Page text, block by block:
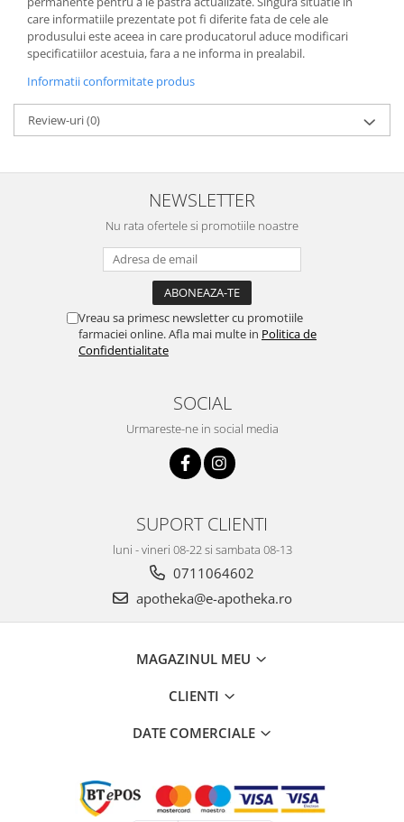
care informatiile prezentate pot fi diferite fata de cele ale
produsului este aceea in care producatorul aduce modificari
specificatiilor acestuia, fara a ne informa in prealabil.
Informatii conformitate produs
Review-uri(0)
NEWSLETTER
Nu rata ofertele si promotiile noastre
Vreau sa primesc newsletter cu promotiile
farmaciei online. Afla mai multe in Politica de
Confidentialitate
SOCIAL
Urmareste-ne in social media
SUPORT CLIENTI
luni - vineri 08-22 si sambata 08-13
0711064602
apotheka@e-apotheka.ro
MAGAZINUL MEU
CLIENTI
DATE COMERCIALE